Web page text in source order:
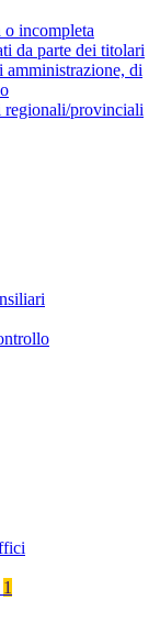
o incompleta
da parte dei titolari
di
provinciali
1